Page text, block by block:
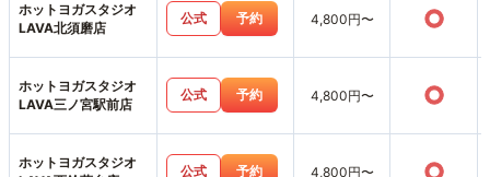
ホットヨガスタジオ
LAVA北須磨店
公式 予約 4,800円〜 ○
ホットヨガスタジオ
LAVA三ノ宮駅前店
公式 予約 4,800円〜 ○
ホットヨガスタジオ
公式 予約 4,800円〜